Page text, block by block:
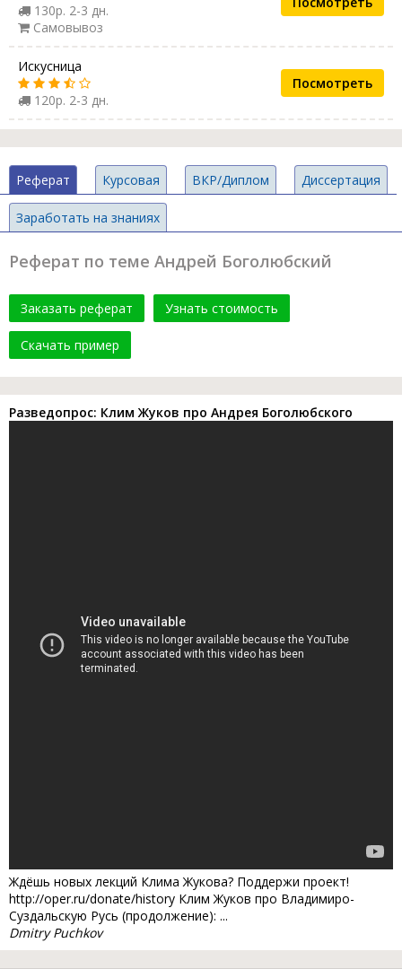
130р. 2-3 дн.
Самовывоз
Искусница
120р. 2-3 дн.
Посмотреть
Реферат Курсовая ВКР/Диплом Диссертация
Заработать на знаниях
Реферат по теме Андрей Боголюбский
Заказать реферат Узнать стоимость
Скачать пример
Разведопрос: Клим Жуков про Андрея Боголюбского
Ждёшь новых лекций Клима Жукова? Поддержи проект!
http://oper.ru/donate/history Клим Жуков про Владимиро-
Суздальскую Русь (продолжение): ...
Dmitry Puchkov